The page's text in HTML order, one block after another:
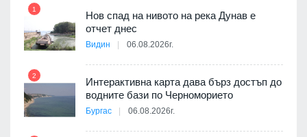
1
Нов спад на нивото на река Дунав е
отчет днес
Видин 06.08.2026г.
2
Интерактивна карта дава бърз достъп до
водните бази по Черноморието
Бургас 06.08.2026г.